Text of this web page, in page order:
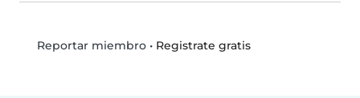
Reportar miembro• Registrate gratis